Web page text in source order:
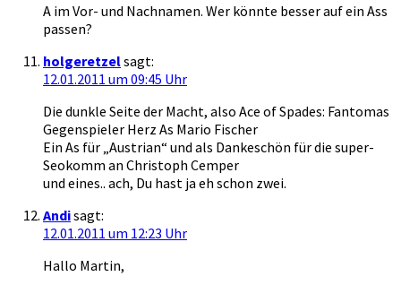
A im Vor- und Nachnamen. Wer könnte besser auf ein Ass
passen?
holgeretzelsagt:
12.01.2011 um 09:45 Uhr
Die dunkle Seite der Macht, also Ace of Spades: Fantomas
Gegenspieler Herz As Mario Fischer
Ein As für „Austrian“ und als Dankeschön für die super-
Seokomm an Christoph Cemper
und eines.. ach, Du hast ja eh schon zwei.
Andisagt:
12.01.2011 um 12:23 Uhr
Hallo Martin,